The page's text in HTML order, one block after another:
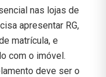
nas lojas de
apresentar RG,
matrícula, e
com o imóvel.
deve ser o